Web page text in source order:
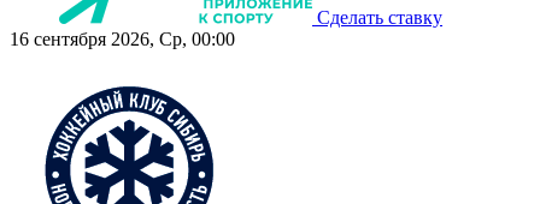
Сделать ставку
16 сентября 2026, Ср, 00:00